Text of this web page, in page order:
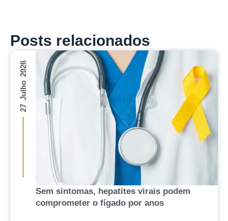
Posts relacionados
Sem sintomas, hepatites virais podem
comprometer o fígado por anos
27 Julho 2026